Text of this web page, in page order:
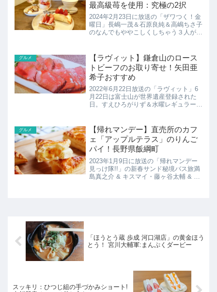
最高級苺を使用：究極の2択
2024年2月23日に放送の「ザワつく！金
曜日」長嶋一茂＆石原良純＆高嶋ちさ子
のなんでもややこしくしちゃう３人が好
想！“いちごのパフェVSいちごのショー
トケーキ”で「究極の...
グルメ
【ラヴィット】鎌倉山のロース
トビーフのお取り寄せ！矢田亜
希子おすすめ
2022年6月22日放送の「ラヴィット」6
月22日は富士山が世界遺産登録された
日。すえひろがりず＆水曜レギュラーの
ーフの店鎌倉山の紹介です！
グルメ
【帰れマンデー】直売所のカフ
ェ「アップルテラス」のりんご
パイ！長野県飯綱町
2023年1月9日に放送の「帰れマンデー
見っけ隊!!」の新春サンド秘境バス旅満
島真之介 & キスマイ・藤ヶ谷太輔 & 錦
「ほうとう蔵 歩成 河口湖店」の黄金ほう
とう！ 宮川大輔軍:まんぷくダービー
スッキリ：ひつじ組の手づかみショート!